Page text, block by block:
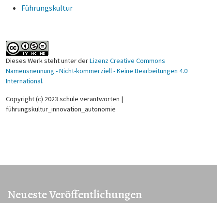
Führungskultur
Dieses Werk steht unter derLizenz Creative Commons
Namensnennung - Nicht-kommerziell - Keine Bearbeitungen 4.0
International.
Copyright (c) 2023 schule verantworten |
führungskultur_innovation_autonomie
Neueste Veröffentlichungen